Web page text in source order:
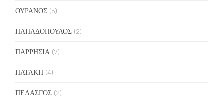
ΟΥΡΑΝΟΣ (5)
ΠΑΠΑΔΟΠΟΥΛΟΣ (2)
ΠΑΡΡΗΣΙΑ (7)
ΠΑΤΑΚΗ (4)
ΠΕΛΑΣΓΟΣ (2)